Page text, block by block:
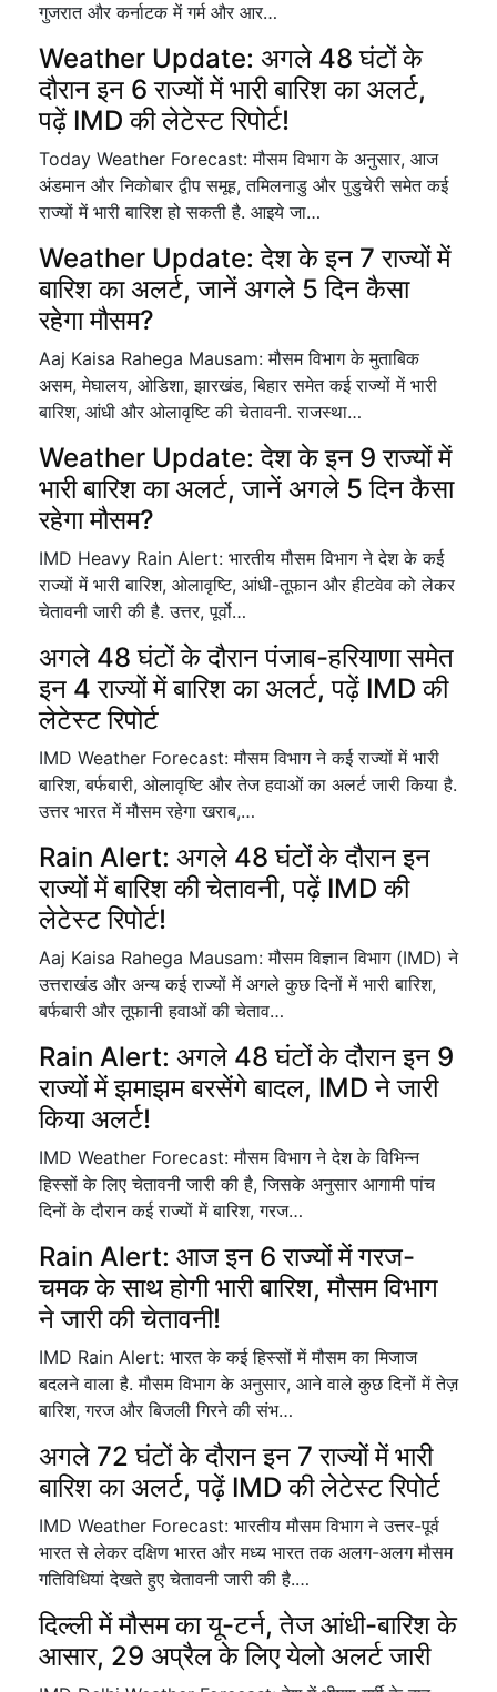
गुजरात और कर्नाटक में गर्म और आर…
Weather Update: अगले 48 घंटों के
दौरान इन 6 राज्यों में भारी बारिश का अलर्ट,
पढ़ें IMD की लेटेस्ट रिपोर्ट!
Today Weather Forecast: मौसम विभाग के अनुसार, आज
अंडमान और निकोबार द्वीप समूह, तमिलनाडु और पुडुचेरी समेत कई
राज्यों में भारी बारिश हो सकती है. आइये जा…
Weather Update: देश के इन 7 राज्यों में
बारिश का अलर्ट, जानें अगले 5 दिन कैसा
रहेगा मौसम?
Aaj Kaisa Rahega Mausam: मौसम विभाग के मुताबिक
असम, मेघालय, ओडिशा, झारखंड, बिहार समेत कई राज्यों में भारी
बारिश, आंधी और ओलावृष्टि की चेतावनी. राजस्था…
Weather Update: देश के इन 9 राज्यों में
भारी बारिश का अलर्ट, जानें अगले 5 दिन कैसा
रहेगा मौसम?
IMD Heavy Rain Alert: भारतीय मौसम विभाग ने देश के कई
राज्यों में भारी बारिश, ओलावृष्टि, आंधी-तूफान और हीटवेव को लेकर
चेतावनी जारी की है. उत्तर, पूर्वो…
अगले 48 घंटों के दौरान पंजाब-हरियाणा समेत
इन 4 राज्यों में बारिश का अलर्ट, पढ़ें IMD की
लेटेस्ट रिपोर्ट
IMD Weather Forecast: मौसम विभाग ने कई राज्यों में भारी
बारिश, बर्फबारी, ओलावृष्टि और तेज हवाओं का अलर्ट जारी किया है.
उत्तर भारत में मौसम रहेगा खराब,…
Rain Alert: अगले 48 घंटों के दौरान इन
राज्यों में बारिश की चेतावनी, पढ़ें IMD की
लेटेस्ट रिपोर्ट!
Aaj Kaisa Rahega Mausam: मौसम विज्ञान विभाग (IMD) ने
उत्तराखंड और अन्य कई राज्यों में अगले कुछ दिनों में भारी बारिश,
बर्फबारी और तूफानी हवाओं की चेताव…
Rain Alert: अगले 48 घंटों के दौरान इन 9
राज्यों में झमाझम बरसेंगे बादल, IMD ने जारी
किया अलर्ट!
IMD Weather Forecast: मौसम विभाग ने देश के विभिन्न
हिस्सों के लिए चेतावनी जारी की है, जिसके अनुसार आगामी पांच
दिनों के दौरान कई राज्यों में बारिश, गरज…
Rain Alert: आज इन 6 राज्यों में गरज-
चमक के साथ होगी भारी बारिश, मौसम विभाग
ने जारी की चेतावनी!
IMD Rain Alert: भारत के कई हिस्सों में मौसम का मिजाज
बदलने वाला है. मौसम विभाग के अनुसार, आने वाले कुछ दिनों में तेज़
बारिश, गरज और बिजली गिरने की संभ…
अगले 72 घंटों के दौरान इन 7 राज्यों में भारी
बारिश का अलर्ट, पढ़ें IMD की लेटेस्ट रिपोर्ट
IMD Weather Forecast: भारतीय मौसम विभाग ने उत्तर-पूर्व
भारत से लेकर दक्षिण भारत और मध्य भारत तक अलग-अलग मौसम
गतिविधियां देखते हुए चेतावनी जारी की है.…
दिल्ली में मौसम का यू-टर्न, तेज आंधी-बारिश के
आसार, 29 अप्रैल के लिए येलो अलर्ट जारी